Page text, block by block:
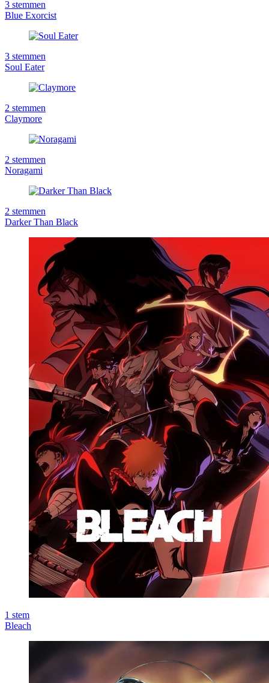
3 stemmen
Blue Exorcist
3 stemmen
Soul Eater
2 stemmen
Claymore
2 stemmen
Noragami
2 stemmen
Darker Than Black
1 stem
Bleach